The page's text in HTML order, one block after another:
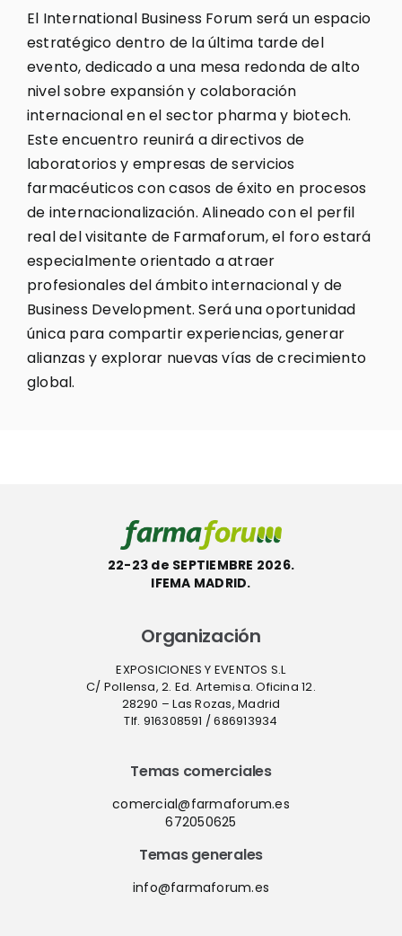
El International Business Forum será un espacio
estratégico dentro de la última tarde del
evento, dedicado a una mesa redonda de alto
nivel sobre expansión y colaboración
internacional en el sector pharma y biotech.
Este encuentro reunirá a directivos de
laboratorios y empresas de servicios
farmacéuticos con casos de éxito en procesos
de internacionalización. Alineado con el perfil
real del visitante de Farmaforum, el foro estará
especialmente orientado a atraer
profesionales del ámbito internacional y de
Business Development. Será una oportunidad
única para compartir experiencias, generar
alianzas y explorar nuevas vías de crecimiento
global.
22-23 de SEPTIEMBRE 2026.
IFEMA MADRID.
Organización
EXPOSICIONES Y EVENTOS S.L
C/ Pollensa, 2. Ed. Artemisa. Oficina 12.
28290 – Las Rozas, Madrid
Tlf. 916308591 / 686913934
Temas comerciales
comercial@farmaforum.es
672050625
Temas generales
info@farmaforum.es